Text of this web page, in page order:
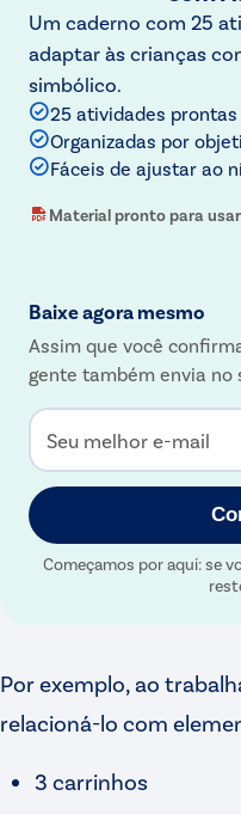
Um caderno com 25
adaptar às crianças
simbólico.
25 atividades
Organizadas por
Fáceis de ajustar ao
Material pronto para usar
Baixe agora mesmo
Assim que você
gente também envia no
Seu melhor e-mail
Começamos por aqui: se
Por exemplo, ao
relacioná-lo com
3 carrinhos